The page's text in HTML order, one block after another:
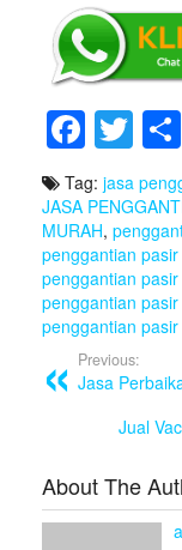
F
a
c
e
b
o
o
k
T
wi
tt
er
Tag: jasa
JASA
MURAH,
penggantian
penggantian
penggantian
penggantian
Previous:
Jasa
Jual
About The